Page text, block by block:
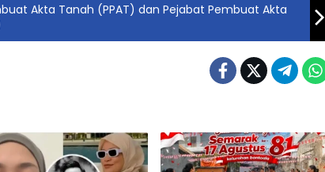
Akta Tanah (PPAT) dan Pejabat Pembuat Akta